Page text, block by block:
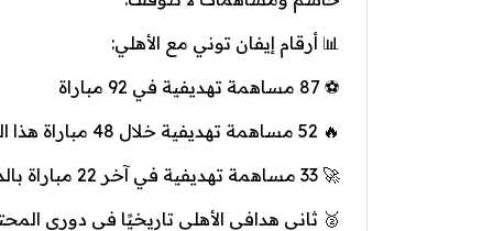
📊 أرقام إيفان توني مع الأهلي:
⚽ 87 مساهمة تهديفية في 92 مباراة
🔥 52 مساهمة تهديفية خلال 48 مباراة هذا الموسم
🚀 33 مساهمة تهديفية في آخر 22 مباراة بالدوري
🥈 ثاني هدافي الأهلي تاريخيًا في دوري